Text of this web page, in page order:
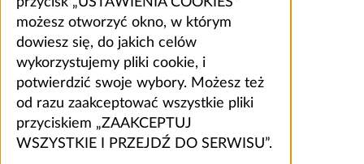
możesz otworzyć okno, w którym
dowiesz się, do jakich celów
wykorzystujemy pliki cookie, i
potwierdzić swoje wybory. Możesz też
od razu zaakceptować wszystkie pliki
przyciskiem „ZAAKCEPTUJ
WSZYSTKIE I PRZEJDŹ DO SERWISU”.